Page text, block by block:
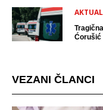
Ćorušić
VEZANI ČLANCI